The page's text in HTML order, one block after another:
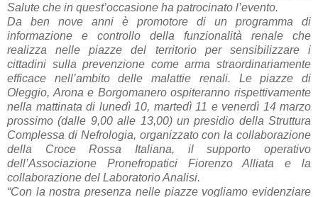
Salute che in quest’occasione ha patrocinato l’evento.
Da ben nove anni è promotore di un programma di
informazione e controllo della funzionalità renale che
realizza nelle piazze del territorio per sensibilizzare i
cittadini sulla prevenzione come arma straordinariamente
efficace nell’ambito delle malattie renali. Le piazze di
Oleggio, Arona e Borgomanero ospiteranno rispettivamente
nella mattinata di lunedì 10, martedì 11 e venerdì 14 marzo
prossimo (dalle 9,00 alle 13,00) un presidio della Struttura
Complessa di Nefrologia, organizzato con la collaborazione
della Croce Rossa Italiana, il supporto operativo
dell’Associazione Pronefropatici Fiorenzo Alliata e la
collaborazione del Laboratorio Analisi.
“Con la nostra presenza nelle piazze vogliamo evidenziare